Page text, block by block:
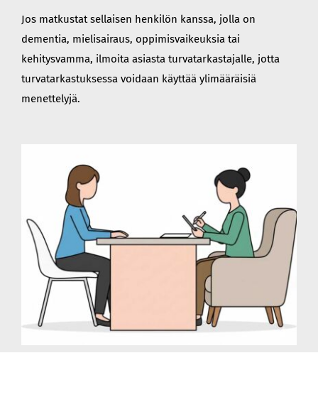
Jos matkustat sellaisen henkilön kanssa, jolla on
dementia, mielisairaus, oppimisvaikeuksia tai
kehitysvamma, ilmoita asiasta turvatarkastajalle, jotta
turvatarkastuksessa voidaan käyttää ylimääräisiä
menettelyjä.